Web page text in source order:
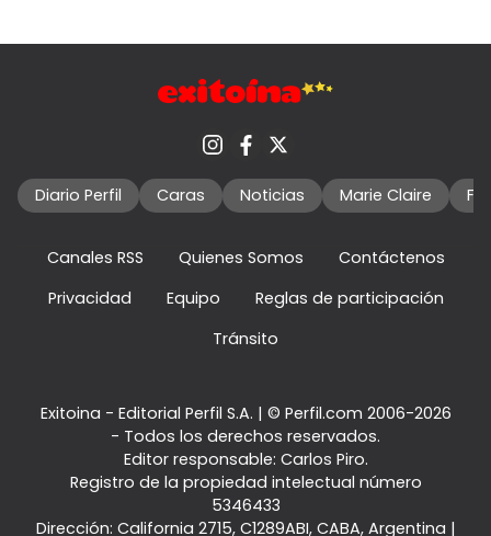
Diario Perfil Caras Noticias Marie Claire
Canales RSS Quienes Somos
Contáctenos
Privacidad
Equipo
Reglas de participación
Tránsito
Exitoina - Editorial Perfil S.A. | © Perfil.com 2006-2026
- Todos los derechos reservados.
Editor responsable: Carlos Piro.
Registro de la propiedad intelectual número
5346433
Dirección: California 2715, C1289ABI, CABA, Argentina |